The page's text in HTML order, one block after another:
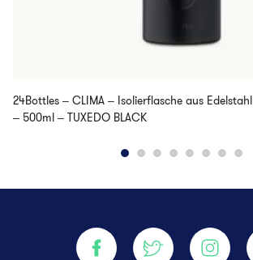
24Bottles – CLIMA – Isolierflasche aus Edelstahl
– 500ml – TUXEDO BLACK